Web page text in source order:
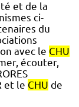
et de la
ci-
du
avec le CHU
écouter,
et le CHU de